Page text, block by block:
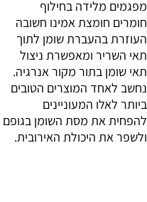
מפגמים מלידה בחילוף
חומרים חומצת אמינו חשובה
העוזרת בהעברת שומן לתוך
תאי השריר ומאפשרת ניצול
תאי שומן בתור מקור אנרגיה.
נחשב לאחד המוצרים הטובים
ביותר לאלו המעוניינים
להפחית את מסת השומן בגופם
ולשפר את היכולת האירובית.